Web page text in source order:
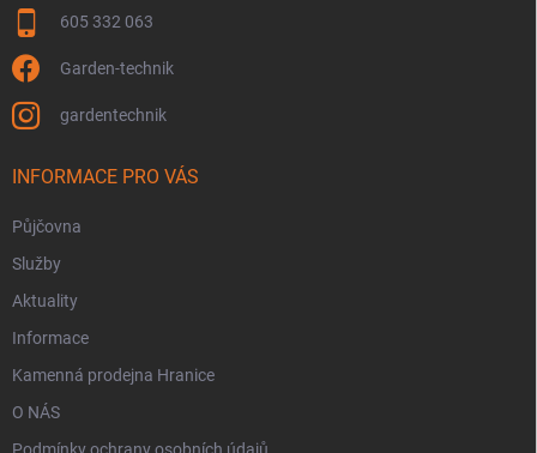
605 332 063
Garden-technik
gardentechnik
INFORMACE PRO VÁS
Půjčovna
Služby
Aktuality
Informace
Kamenná prodejna Hranice
O NÁS